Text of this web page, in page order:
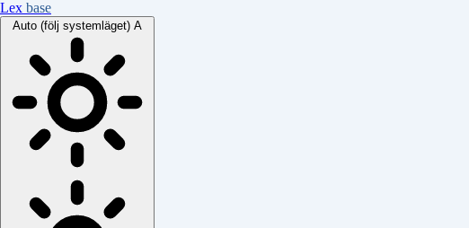
Lex base
Auto (följ systemläget) A